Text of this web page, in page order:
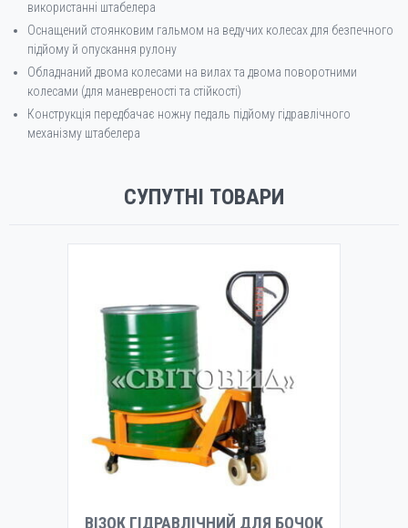
використанні штабелера
Оснащений стоянковим гальмом на ведучих колесах для безпечного
підйому й опускання рулону
Обладнаний двома колесами на вилах та двома поворотними
колесами (для маневреності та стійкості)
Конструкція передбачає ножну педаль підйому гідравлічного
механізму штабелера
СУПУТНІ ТОВАРИ
ВІЗОК ГІДРАВЛІЧНИЙ ДЛЯ БОЧОК